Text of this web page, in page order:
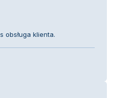
obsługa klienta.